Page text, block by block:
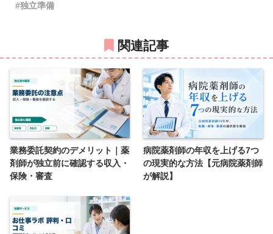
独立準備
関連記事
業務委託契約のデメリット｜薬
剤師が独立前に確認する収入・
保険・審査
病院薬剤師の年収を上げる7つ
の現実的な方法【元病院薬剤師
が解説】